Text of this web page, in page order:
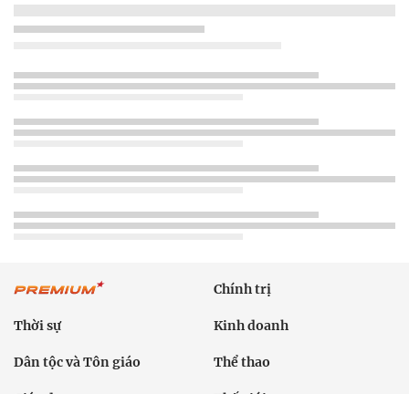
Chính trị
Thời sự Kinh doanh
Dân tộc và Tôn giáo Thể thao